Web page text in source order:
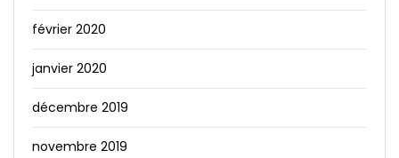
février 2020
janvier 2020
décembre 2019
novembre 2019